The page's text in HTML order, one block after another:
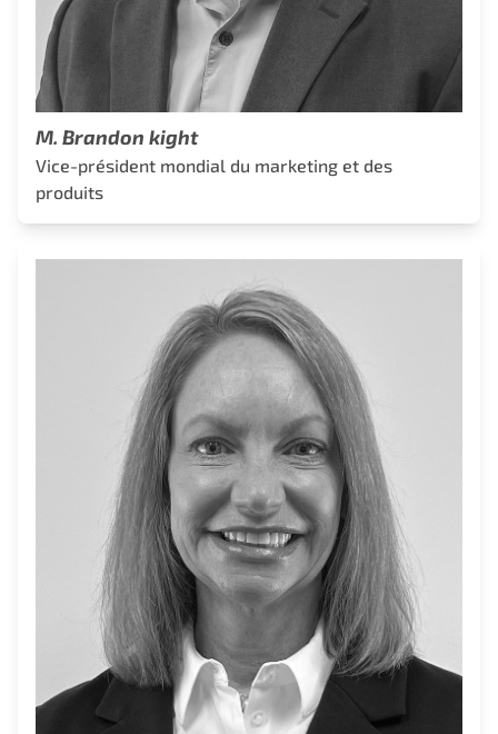
M. Brandon kight
Vice-président mondial du marketing et des
produits